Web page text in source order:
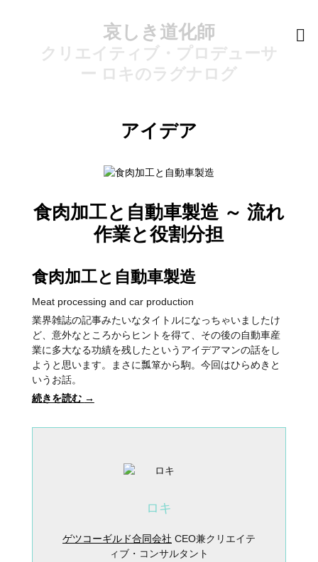
哀しき道化師
クリエイティブ・プロデューサ
ー ロキのラグナログ
アイデア
食肉加工と自動車製造 ～ 流れ
作業と役割分担
食肉加工と自動車製造
Meat processing and car production
業界雑誌の記事みたいなタイトルになっちゃいましたけ
ど、意外なところからヒントを得て、その後の自動車産
業に多大なる功績を残したというアイデアマンの話をし
ようと思います。まさに瓢箪から駒。今回はひらめきと
いうお話。
続きを読む →
ロキ
ゲツコーギルド合同会社 CEO兼クリエイテ
ィブ・コンサルタント